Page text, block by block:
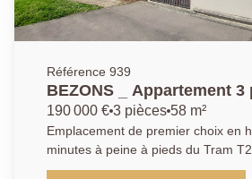
laisser libre cours à votre
vos attentes et projets. Sans oublier un sous-sol
composé de plusieurs pièces. Bien
évolutif pouvant aussi bien faire le bonheur d'une
famille, d'un artiste ou profession
et prestations de très bonne facture.
gâteau et pour clôturer en beauté la visite :
d'un emplacement de premier
environnement exclusivement
Référence 939
BEZONS _ Appartement 3
190 000 € 3 pièces 58 m²
Emplacement de premier choix en
minutes à peine à pieds du Tram T2
et tout Paris, l' Agence Principale de